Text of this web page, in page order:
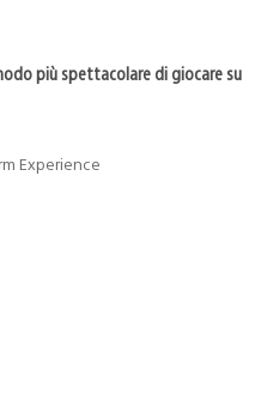
più spettacolare di giocare su
Experience